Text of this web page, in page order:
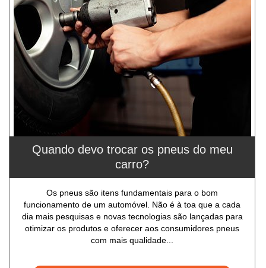
Quando devo trocar os pneus do meu
carro?
Os pneus são itens fundamentais para o bom
funcionamento de um automóvel. Não é à toa que a cada
dia mais pesquisas e novas tecnologias são lançadas para
otimizar os produtos e oferecer aos consumidores pneus
com mais qualidade...